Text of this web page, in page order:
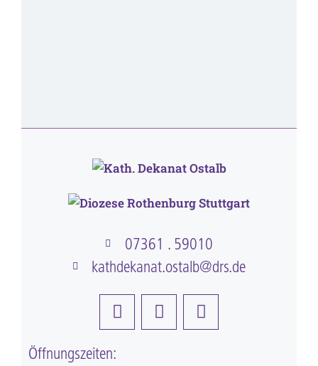
07361 . 59010
kathdekanat.ostalb@drs.de
Öffnungszeiten: